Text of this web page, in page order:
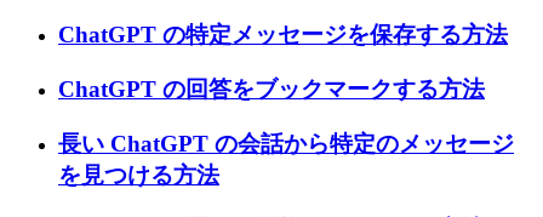
ChatGPT の特定メッセージを保存する方法
ChatGPT の回答をブックマークする方法
長い ChatGPT の会話から特定のメッセージ
を見つける方法